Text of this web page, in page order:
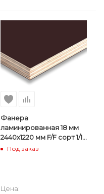
Фанера
ламинированная 18 мм
2440х1220 мм F/F сорт 1/1
березовая SVEZA-DECK
Под заказ
Цена: